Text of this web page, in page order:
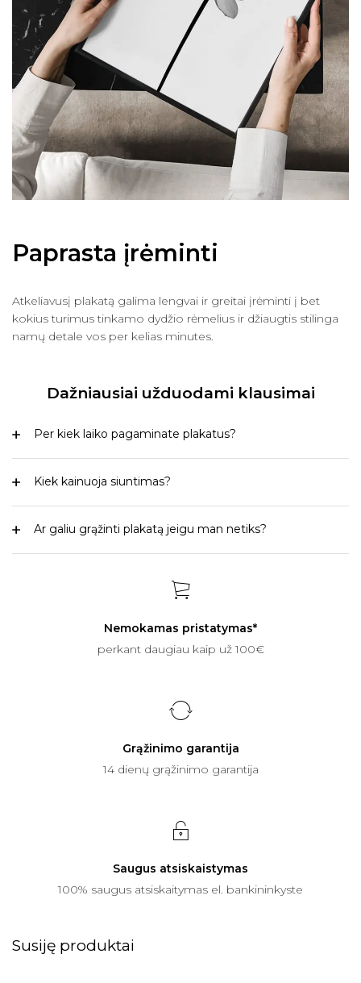
Paprasta įrėminti
Atkeliavusį plakatą galima lengvai ir greitai įrėminti į bet
kokius turimus tinkamo dydžio rėmelius ir džiaugtis stilinga
namų detale vos per kelias minutes.
Dažniausiai užduodami klausimai
Per kiek laiko pagaminate plakatus?
Kiek kainuoja siuntimas?
Ar galiu grąžinti plakatą jeigu man netiks?
Nemokamas pristatymas*
perkant daugiau kaip už 100€
Grąžinimo garantija
14 dienų grąžinimo garantija
Saugus atsiskaistymas
100% saugus atsiskaitymas el. bankininkyste
Susiję produktai